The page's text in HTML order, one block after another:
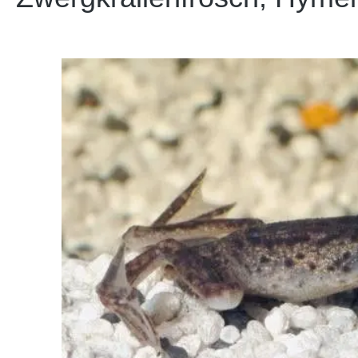
Bildergalerie überspringen